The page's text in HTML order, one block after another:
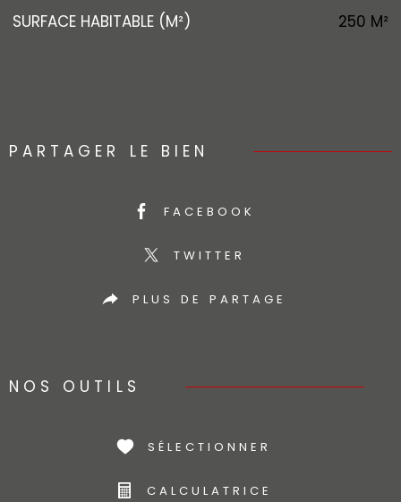
SURFACE HABITABLE (M²) 250 M²
PARTAGER LE BIEN
FACEBOOK
TWITTER
PLUS DE PARTAGE
NOS OUTILS
SÉLECTIONNER
CALCULATRICE